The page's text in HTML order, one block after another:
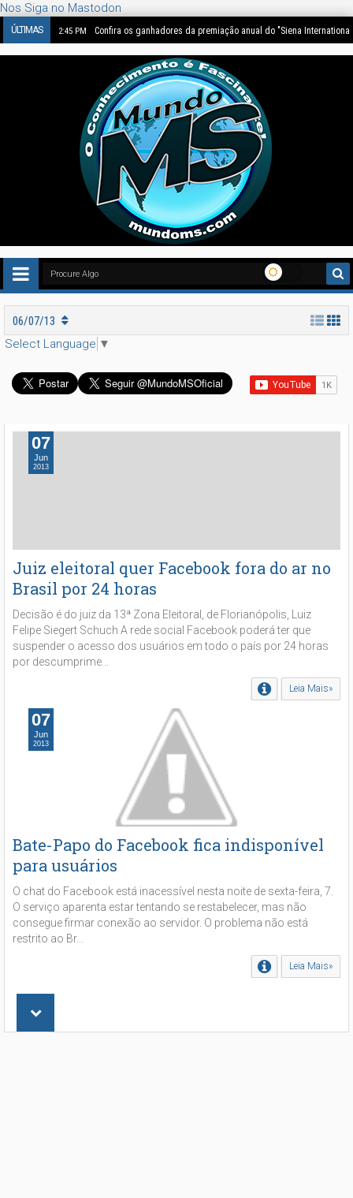
Nos Siga no Mastodon
ÚLTIMAS 2:45 PM Confira os ganhadores da premiação anual do "Siena
06/07/13
Select Language ▼
Juiz eleitoral quer Facebook fora do ar no
Brasil por 24 horas
Decisão é do juiz da 13ª Zona Eleitoral, de Florianópolis, Luiz
Felipe Siegert Schuch A rede social Facebook poderá ter que
suspender o acesso dos usuários em todo o país por 24 horas
por descumprime...
Leia Mais»
07
Jun
2013
Bate-Papo do Facebook fica indisponível
para usuários
O chat do Facebook está inacessível nesta noite de sexta-feira, 7.
O serviço aparenta estar tentando se restabelecer, mas não
consegue firmar conexão ao servidor. O problema não está
restrito ao Br...
Leia Mais»
07
Jun
2013